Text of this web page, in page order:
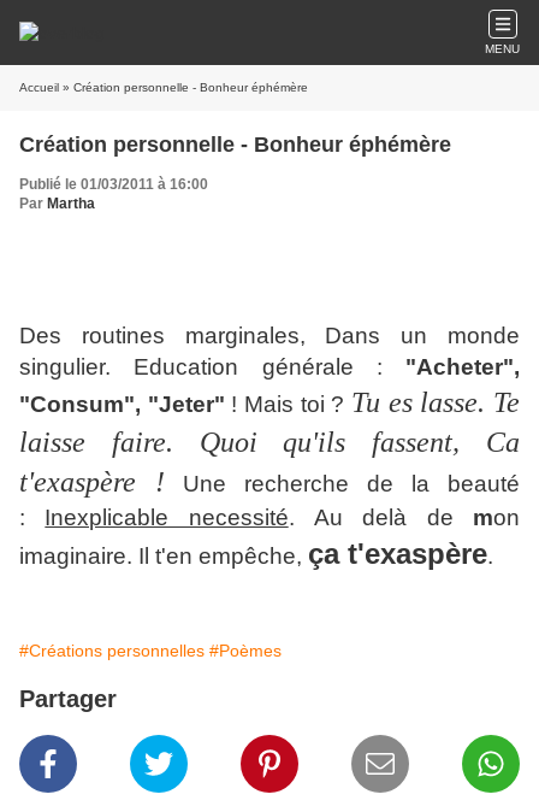
MENU
Accueil » Création personnelle - Bonheur éphémère
Création personnelle - Bonheur éphémère
Publié le 01/03/2011 à 16:00
Par Martha
Des routines marginales, Dans un monde
singulier. Education générale : "Acheter",
"Consum", "Jeter" ! Mais toi ? Tu es lasse. Te
laisse faire. Quoi qu'ils fassent, Ca
t'exaspère ! Une recherche de la beauté
: Inexplicable necessité. Au delà de mon
imaginaire. Il t'en empêche, ça t'exaspère.
#Créations personnelles #Poèmes
Partager